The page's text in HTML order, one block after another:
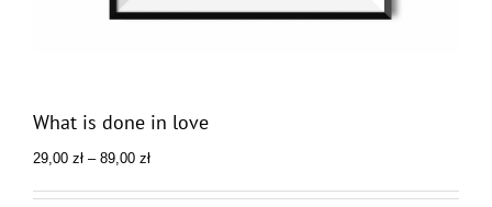
What is done in love
29,00 zł – 89,00 złZakres
od